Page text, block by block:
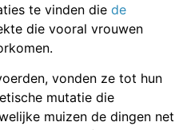
te vinden die de
die vooral vrouwen
vonden ze tot hun
mutatie die
muizen de dingen net